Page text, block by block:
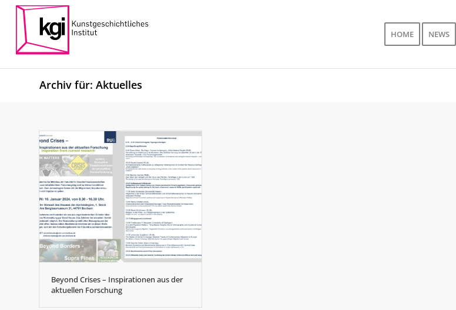
HOME NEWS
Archiv für: Aktuelles
Beyond Crises – Inspirationen aus der
aktuellen Forschung